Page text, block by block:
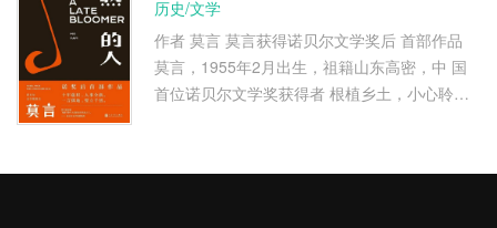
历史/文学
作者 莫言 莫言获得诺贝尔文学奖后 首部作品
莫言，1955年2月出生，祖籍山东高密，中 国
首位诺贝尔文学奖获得者 根植乡土，小心聆听